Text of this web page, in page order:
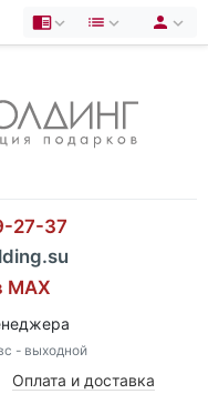
27-37
MAX
- выходной
Оплата и доставка